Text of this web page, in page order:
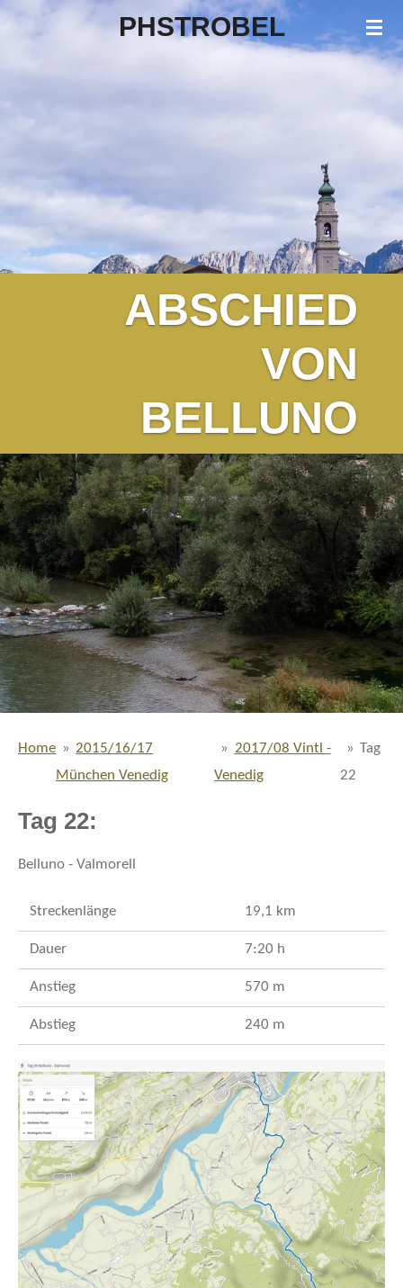
Zum
PHSTROBEL
ABSCHIED
VON
BELLUNO
Home » 2015/16/17
München Venedig
» 2017/08 Vintl -
Venedig
»
Tag
22
Tag 22:
Belluno - Valmorell
Streckenlänge 19,1 km
Dauer 7:20 h
Anstieg 570 m
Abstieg 240 m